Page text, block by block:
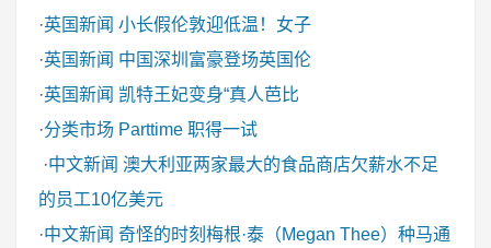
·英国新闻 小长假伦敦迎低温！女子
·英国新闻 中国深圳富豪登场英国伦
·英国新闻 凯特王妃变身“真人芭比
·分类市场 Parttime 职得一试
·中文新闻 澳大利亚两家最大的食品商店欠薪水不足
的员工10亿美元
·中文新闻 奇怪的时刻梅根·泰（Megan Thee）种马通